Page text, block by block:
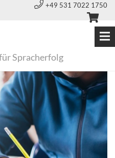
+49 531 7022 1750
Spracherfolg